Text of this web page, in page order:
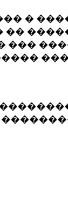
�
��
���